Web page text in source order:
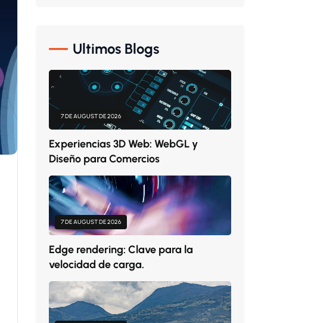
Ultimos Blogs
7 DE AUGUST DE 2026
Experiencias 3D Web: WebGL y
Diseño para Comercios
7 DE AUGUST DE 2026
Edge rendering: Clave para la
velocidad de carga.